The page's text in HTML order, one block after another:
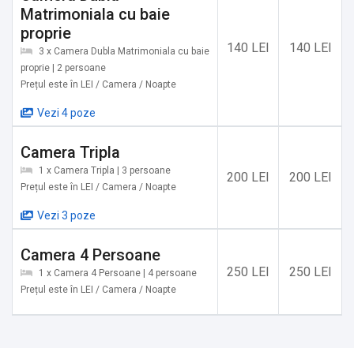
Matrimoniala cu baie
proprie
3 x Camera Dubla Matrimoniala cu baie
proprie | 2 persoane
Prețul este în LEI / Camera / Noapte
Vezi 4 poze
140 LEI 140 LEI
Camera Tripla
1 x Camera Tripla | 3 persoane
Prețul este în LEI / Camera / Noapte
Vezi 3 poze
200 LEI 200 LEI
Camera 4 Persoane
1 x Camera 4 Persoane | 4 persoane
Prețul este în LEI / Camera / Noapte
250 LEI 250 LEI